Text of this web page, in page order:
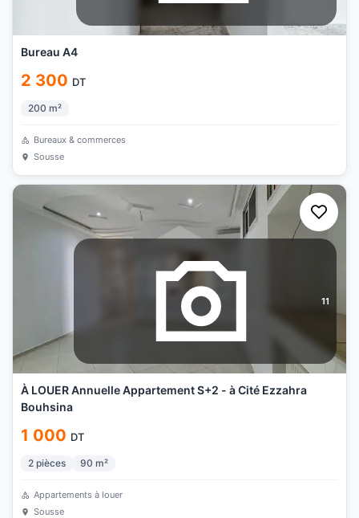
Bureau A4
2 300 DT
200 m²
Bureaux & commerces
Sousse
11
À LOUER Annuelle Appartement S+2 - à Cité Ezzahra
Bouhsina
1 000 DT
2 pièces 90 m²
Appartements à louer
Sousse